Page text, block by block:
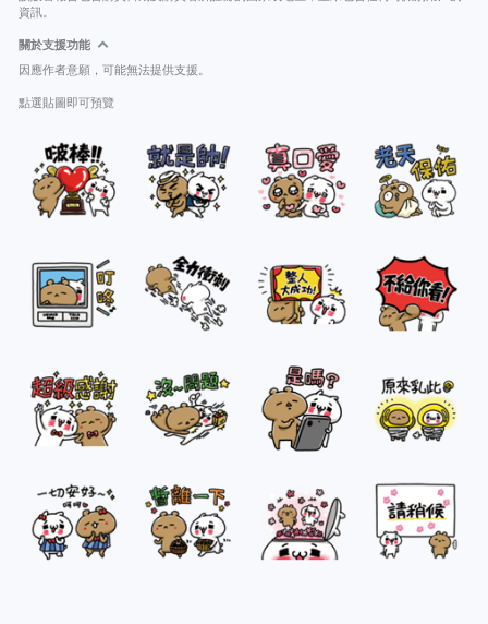
資訊。
關於支援功能
因應作者意願，可能無法提供支援。
點選貼圖即可預覽